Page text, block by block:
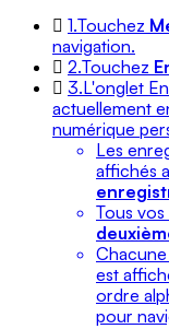
1.Touchez
navigation.
2.Touchez
3.L'onglet
actuellement
numérique
Les
affichés
Tous
est
ordre
pour